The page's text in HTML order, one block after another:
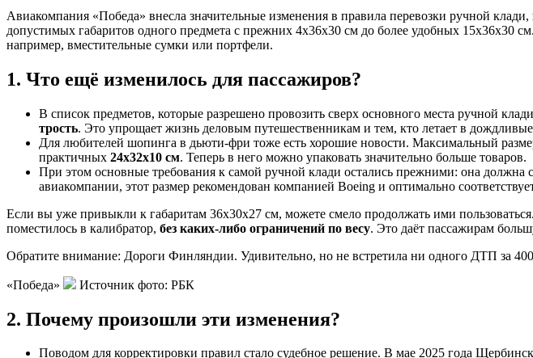
Авиакомпания «Победа» внесла значительные изменения в правила перевозки ручной
допустимых габаритов одного предмета с прежних 4х36х30 см до более удобных 15х36х30
например, вместительные сумки или портфели.
1. Что ещё изменилось для пассажиров?
В список предметов, которые разрешено провозить сверх основного места ручной
трость. Это упрощает жизнь деловым путешественникам и тем, кто летает в
Для любителей шопинга в дьюти-фри тоже есть хорошие новости. Максимальный
практичных 24х32х10 см. Теперь в него можно упаковать значительно больше товаров.
При этом основные требования к самой ручной клади остались прежними: она должна
авиакомпании, этот размер рекомендован компанией Boeing и оптимально
Если вы уже привыкли к габаритам 36х30х27 см, можете смело продолжать ими
поместилось в калибратор, без каких-либо ограничений по весу. Это даёт пассажирам
Обратите внимание: Дороги Финляндии. Удивительно, но не встретила ни одного ДТП за
«Победа» Источник фото: РБК
2. Почему произошли эти изменения?
Поводом для корректировки правил стало судебное решение. В мае 2025 года